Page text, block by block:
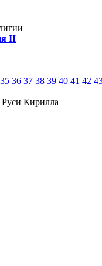
II
35 36 37 38 39 40 41 42
Кирилла